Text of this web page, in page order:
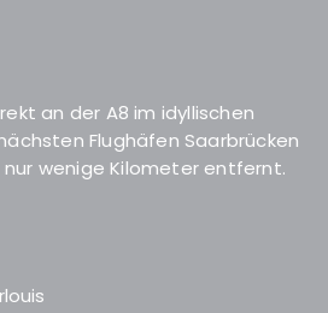
an der A8 im idyllischen
Flughäfen Saarbrücken
nur wenige Kilometer entfernt.